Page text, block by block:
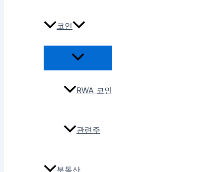
코인
RWA 코인
관련주
부동산